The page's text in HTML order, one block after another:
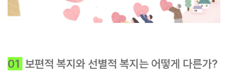
01 보편적 복지와 선별적 복지는 어떻게 다른가?